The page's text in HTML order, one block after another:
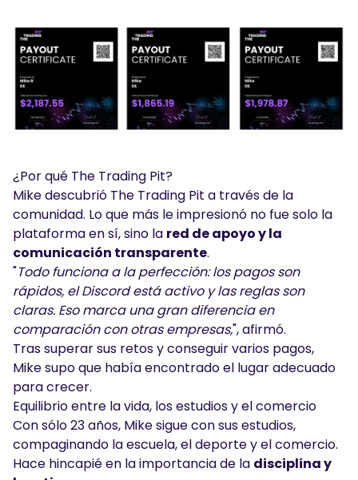
¿Por qué The Trading Pit?
Mike descubrió The Trading Pit a través de la
comunidad. Lo que más le impresionó no fue solo la
plataforma en sí, sino la red de apoyo y la
comunicación transparente.
"Todo funciona a la perfección: los pagos son
rápidos, el Discord está activo y las reglas son
claras. Eso marca una gran diferencia en
comparación con otras empresas,", afirmó.
Tras superar sus retos y conseguir varios pagos,
Mike supo que había encontrado el lugar adecuado
para crecer.
Equilibrio entre la vida, los estudios y el comercio
Con sólo 23 años, Mike sigue con sus estudios,
compaginando la escuela, el deporte y el comercio.
Hace hincapié en la importancia de la disciplina y